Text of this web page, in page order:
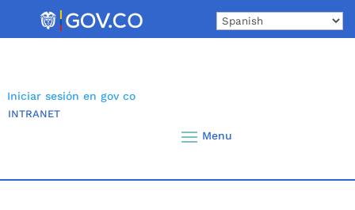
Iniciar sesión en gov co
INTRANET